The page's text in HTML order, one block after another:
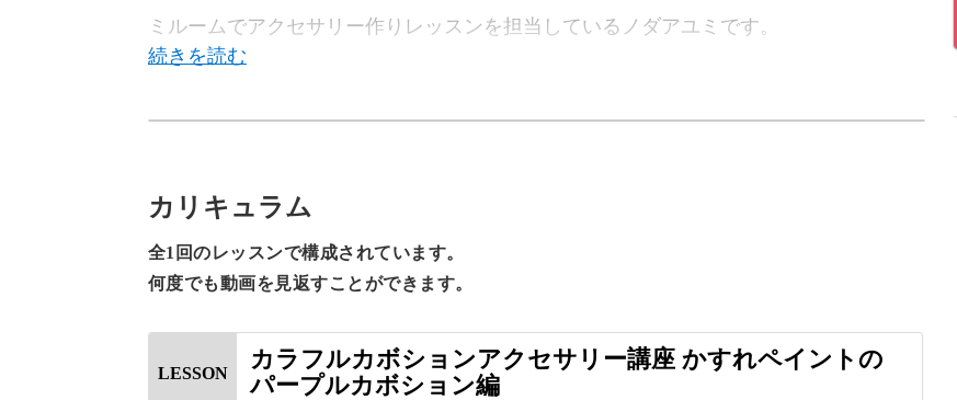
ミルームでアクセサリー作りレッスンを担当しているノダアユミです。
今回作る紫のアクセアリーは秋冬にピッタリ♪
クリスマスのお祝いやお食事会など、ちょっとおしゃれをして出かける時にぜひご活用
このアクセサリーの最大の特徴は、色味が少しかすれたようなデザイン。
カリキュラム
全1回のレッスンで構成されています。
何度でも動画を見返すことができます。
LESSON
カラフルカボションアクセサリー講座 かすれペイントの
パープルカボション編